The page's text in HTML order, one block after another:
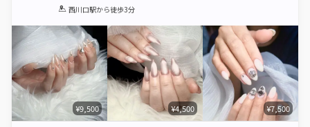
1 2 3 4 5
西川口駅から徒歩3分
¥9,500 ¥4,500 ¥7,500